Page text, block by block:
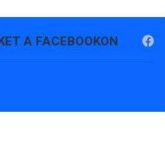
A FACEBOOKON